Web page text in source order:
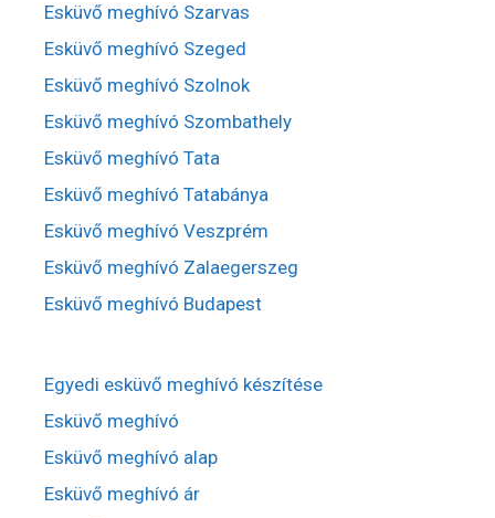
Esküvő meghívó Szarvas
Esküvő meghívó Szeged
Esküvő meghívó Szolnok
Esküvő meghívó Szombathely
Esküvő meghívó Tata
Esküvő meghívó Tatabánya
Esküvő meghívó Veszprém
Esküvő meghívó Zalaegerszeg
Esküvő meghívó Budapest
Egyedi esküvő meghívó készítése
Esküvő meghívó
Esküvő meghívó alap
Esküvő meghívó ár